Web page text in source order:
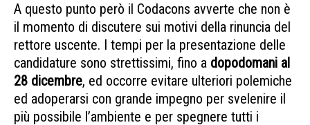
A questo punto però il Codacons avverte che non è
il momento di discutere sui motivi della rinuncia del
rettore uscente. I tempi per la presentazione delle
candidature sono strettissimi, fino a dopodomani al
28 dicembre, ed occorre evitare ulteriori polemiche
ed adoperarsi con grande impegno per svelenire il
più possibile l’ambiente e per spegnere tutti i